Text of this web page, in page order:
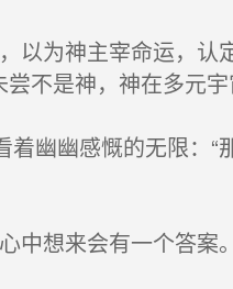
以为神主宰命运，
不是神，神在多元
幽幽感慨的无限：“
中想来会有一个答案